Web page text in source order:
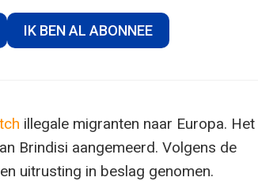
IK BEN AL ABONNEE
illegale migranten naar Europa. Het
Brindisi aangemeerd. Volgens de
uitrusting in beslag genomen.